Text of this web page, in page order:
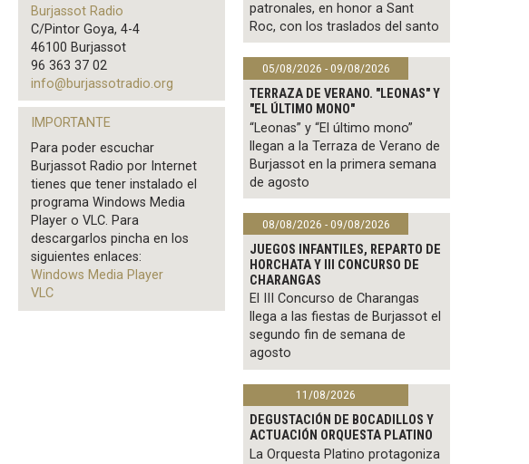
Burjassot Radio
C/Pintor Goya, 4-4
46100 Burjassot
96 363 37 02
info@burjassotradio.org
IMPORTANTE
Para poder escuchar
Burjassot Radio por Internet
tienes que tener instalado el
programa Windows Media
Player o VLC. Para
descargarlos pincha en los
siguientes enlaces:
Windows Media Player
VLC
patronales, en honor a Sant
Roc, con los traslados del santo
05/08/2026 - 09/08/2026
TERRAZA DE VERANO. "LEONAS" Y
"EL ÚLTIMO MONO"
“Leonas” y “El último mono”
llegan a la Terraza de Verano de
Burjassot en la primera semana
de agosto
08/08/2026 - 09/08/2026
JUEGOS INFANTILES, REPARTO DE
HORCHATA Y III CONCURSO DE
CHARANGAS
El III Concurso de Charangas
llega a las fiestas de Burjassot el
segundo fin de semana de
agosto
11/08/2026
DEGUSTACIÓN DE BOCADILLOS Y
ACTUACIÓN ORQUESTA PLATINO
La Orquesta Platino protagoniza